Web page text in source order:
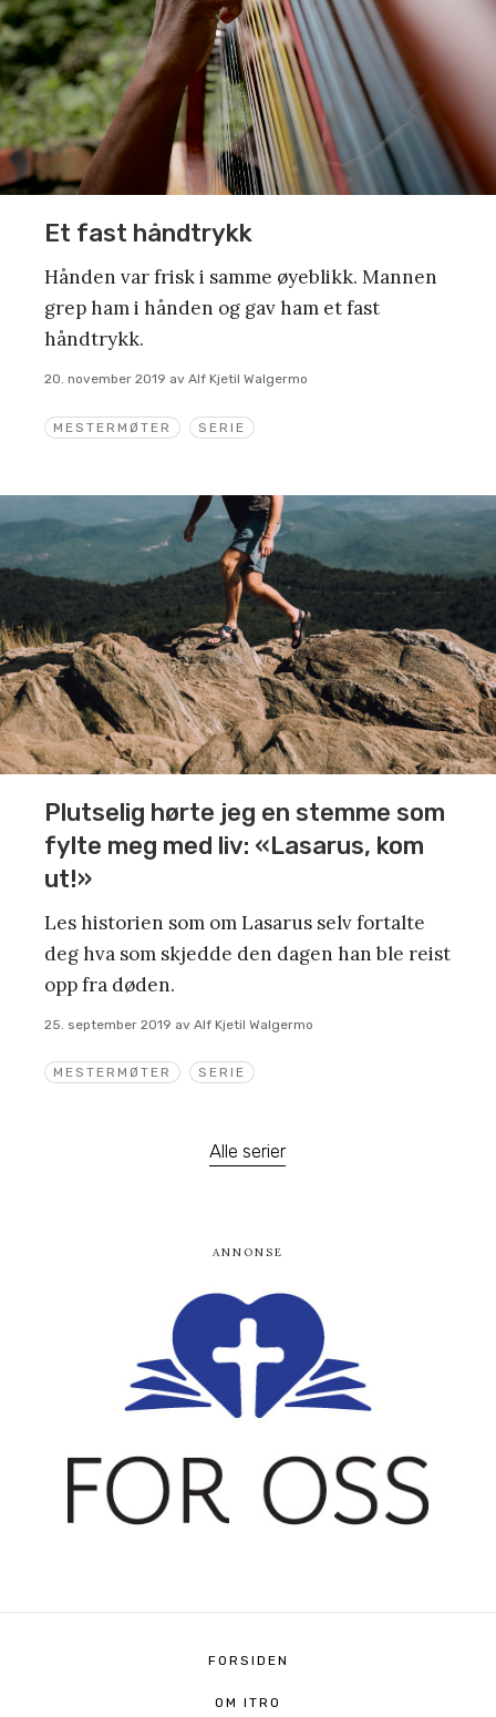
MESTERMØTER SERIE
Et fast håndtrykk
Hånden var frisk i samme øyeblikk. Mannen
grep ham i hånden og gav ham et fast
håndtrykk.
20. november 2019 av Alf Kjetil Walgermo
MESTERMØTER SERIE
Plutselig hørte jeg en stemme som
fylte meg med liv: «Lasarus, kom
ut!»
Les historien som om Lasarus selv fortalte
deg hva som skjedde den dagen han ble reist
opp fra døden.
25. september 2019 av Alf Kjetil Walgermo
Alle serier
FORSIDEN
OM ITRO